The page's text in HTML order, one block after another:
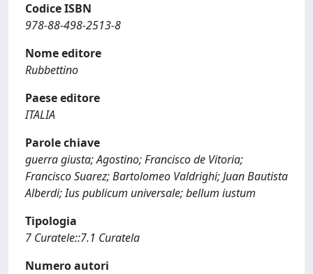
Codice ISBN
978-88-498-2513-8
Nome editore
Rubbettino
Paese editore
ITALIA
Parole chiave
guerra giusta; Agostino; Francisco de Vitoria;
Francisco Suarez; Bartolomeo Valdrighi; Juan Bautista
Alberdi; Ius publicum universale; bellum iustum
Tipologia
7 Curatele::7.1 Curatela
Numero autori